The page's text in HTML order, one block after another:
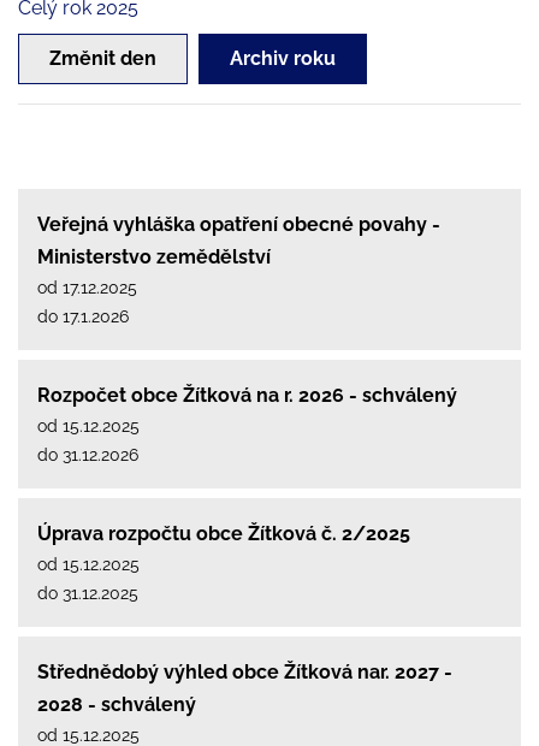
Celý rok 2025
Změnit den Archiv roku
Veřejná vyhláška opatření obecné povahy -
Ministerstvo zemědělství
od 17.12.2025
do 17.1.2026
Rozpočet obce Žítková na r. 2026 - schválený
od 15.12.2025
do 31.12.2026
Úprava rozpočtu obce Žítková č. 2/2025
od 15.12.2025
do 31.12.2025
Střednědobý výhled obce Žítková nar. 2027 -
2028 - schválený
od 15.12.2025